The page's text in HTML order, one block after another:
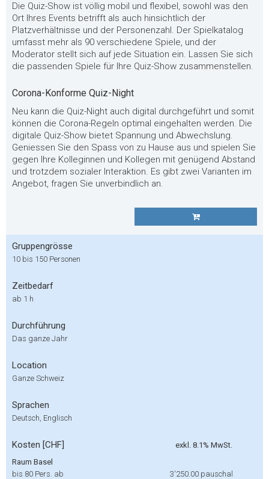
Die Quiz-Show ist völlig mobil und flexibel, sowohl was den
Ort Ihres Events betrifft als auch hinsichtlich der
Platzverhältnisse und der Personenzahl. Der Spielkatalog
umfasst mehr als 90 verschiedene Spiele, und der
Moderator stellt sich auf jede Situation ein. Lassen Sie sich
die passenden Spiele für Ihre Quiz-Show zusammenstellen.
Corona-Konforme Quiz-Night
Neu kann die Quiz-Night auch digital durchgeführt und somit
können die Corona-Regeln optimal eingehalten werden. Die
digitale Quiz-Show bietet Spannung und Abwechslung.
Geniessen Sie den Spass von zu Hause aus und spielen Sie
gegen Ihre Kolleginnen und Kollegen mit genügend Abstand
und trotzdem sozialer Interaktion. Es gibt zwei Varianten im
Angebot, fragen Sie unverbindlich an.
Gruppengrösse
10 bis 150 Personen
Zeitbedarf
ab 1 h
Durchführung
Das ganze Jahr
Location
Ganze Schweiz
Sprachen
Deutsch, Englisch
Kosten [CHF]
exkl. 8.1% MwSt.
Raum Basel
bis 80 Pers. ab
3'250.00 pauschal